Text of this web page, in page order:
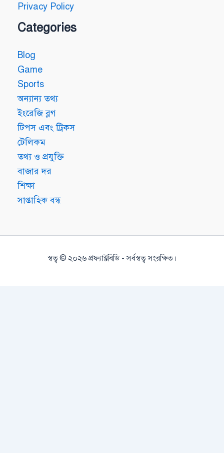
Privacy Policy
Categories
Blog
Game
Sports
অন্যান্য তথ্য
ইংরেজি ব্লগ
টিপস এবং ট্রিকস
টেলিকম
তথ্য ও প্রযুক্তি
বাজার দর
শিক্ষা
সাপ্তাহিক বন্ধ
স্বত্ব © ২০২৬ প্রফ্যাক্টবিডি - সর্বস্বত্ব সংরক্ষিত।